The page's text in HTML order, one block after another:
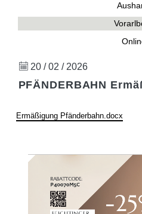
20 / 02 / 2026
PFÄNDERBAHN
Ermäßigung Pfänderbahn.docx